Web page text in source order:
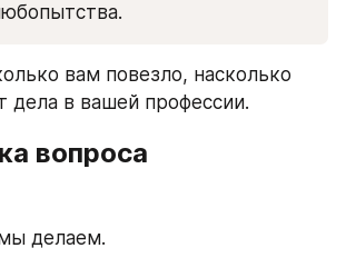
вам повезло, насколько
дела в вашей профессии.
вопроса
делаем.